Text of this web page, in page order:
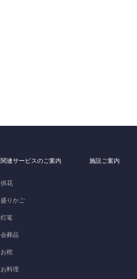
関連サービスのご案内
供花
盛りかご
灯篭
会葬品
お棺
お料理
施設ご案内